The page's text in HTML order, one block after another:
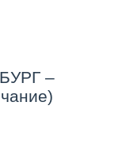
–